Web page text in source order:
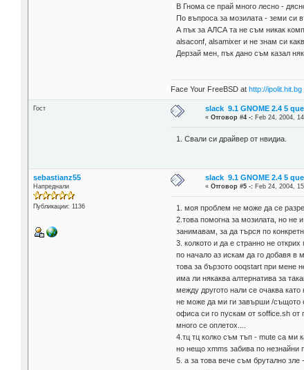
В Гнома се прай много лесно -
По въпроса за мозилата - земи си
А пък за АЛСА та не съм никак
alsaconf, alsamixer и не знам си
Дерзай мен, пък дано съм казал
Face Your FreeBSD athttp://ipolit.hit.bg
Гост slack 9.1 GNOME 2.4 5
«Отговор #4 -: Feb 24, 2004,
1. Свали си драйвер от нвидиа.
sebastianz55
Напреднали
Публикации: 1136
slack 9.1 GNOME 2.4 5
«Отговор #5 -: Feb 24, 2004,
1. моя проблем не може да се
2.това помогна за мозилата, но не
занимавам, за да търся по
3. колкото и да е странно не
по начало аз искам да го добавя в
това за бързото ooqstart при мене
има ли някаква алтернатива за
между другото нали се очаква
не може да ми ги завърши /същото
офиса си го пускам от soffice.sh от
много се оплетох....
4.тц тц колко съм тъп - mute са ми
но нещо xmms забива по незнайни
5. а за това вече съм брутално